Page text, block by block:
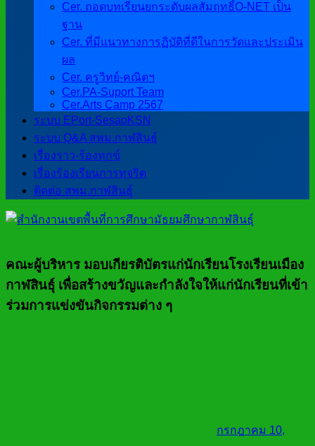
Cer. ถอดบทเรียนยกระดับผลสัมฤทธิ์O-NET เป็น
ฐาน
Cer. ที่มีแนวทางการฏิบัติที่ดีในการวัดและประเมิน
ผล
Cer. ครูวิทย์-คณิตฯ
Cer.PA-Suport Team
Cer.Arts Camp 2567
ระบบ EPort-SesaoKSN
ระบบ Q&A สพม.กาฬสินธุ์
เรื่องราว-ร้องทุกข์
เรื่องร้องเรียนการทุจริต
ติดต่อ สพม.กาฬสินธุ์
คณะผู้บริหาร มอบเกียรติบัตรแก่นักเรียนโรงเรียนเมือง
กาฬสินธุ์ เพื่อสร้างขวัญและกำลังใจให้แก่นักเรียนที่เข้า
ร่วมการแข่งขันกิจกรรมต่าง ๆ
กรกฎาคม 10,